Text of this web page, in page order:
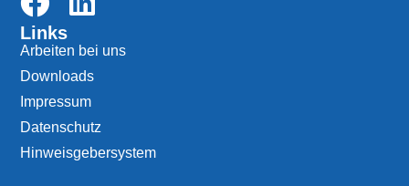
Links
Arbeiten bei uns
Downloads
Impressum
Datenschutz
Hinweisgebersystem